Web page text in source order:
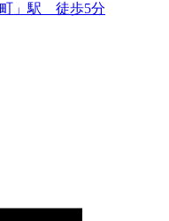
町」駅 徒歩5分